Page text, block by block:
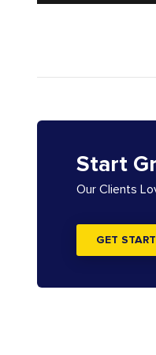
Start
Our Clients
GET